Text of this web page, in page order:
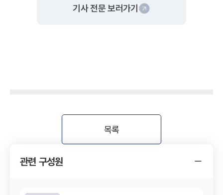
기사 전문 보러가기
목록
관련 구성원